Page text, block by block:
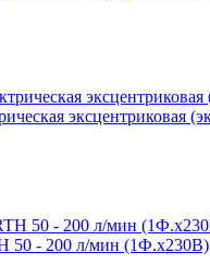
эксцентриковая
50 - 200 л/мин (1Ф.х230В)